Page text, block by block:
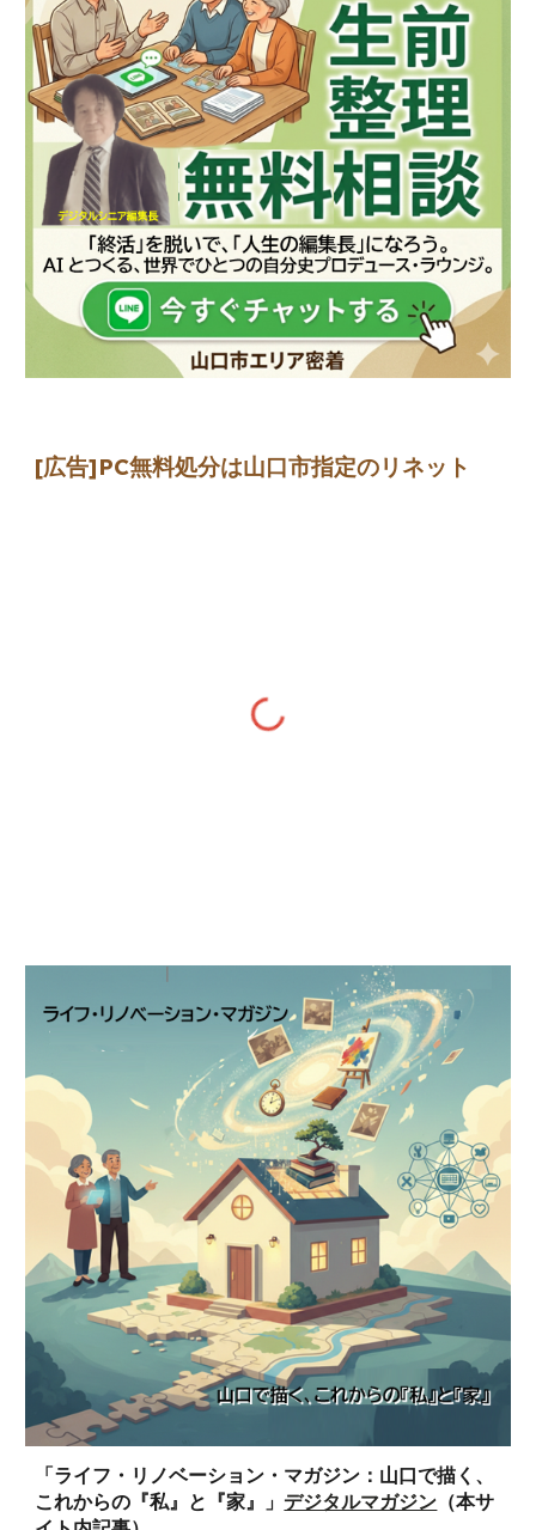
[広告]PC無料処分は山口市指定のリネット
「ライフ・リノベーション・マガジン：山口で描く、
これからの『私』と『家』」 デジタルマガジン （本サ